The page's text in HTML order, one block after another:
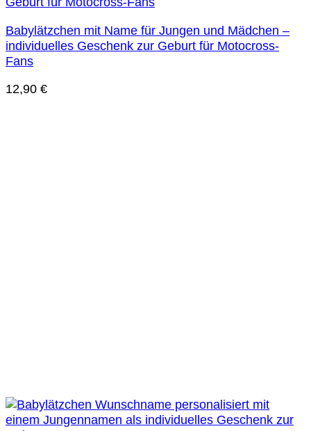
Babylätzchen mit Name für Jungen und Mädchen –
individuelles Geschenk zur Geburt für Motocross-
Fans
12,90 €